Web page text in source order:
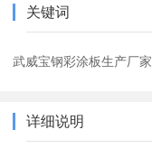
关键词
武威宝钢彩涂板生产厂家
详细说明